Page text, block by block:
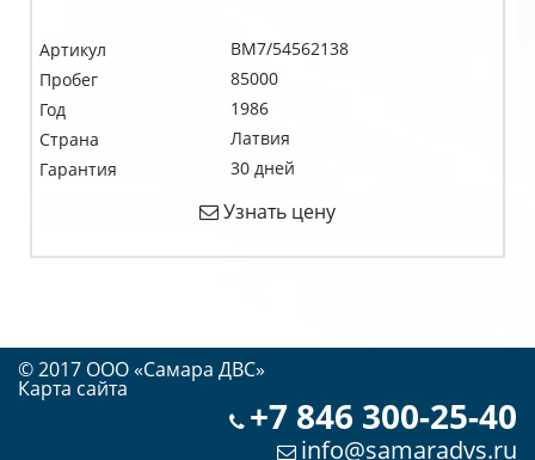
Артикул
BM7/54562138
Пробег
85000
Год
1986
Страна
Латвия
Гарантия
30 дней
Узнать цену
© 2017 OOO «Самара ДВС»
Карта сайта
+7 846 300-25-40
info@samaradvs.ru